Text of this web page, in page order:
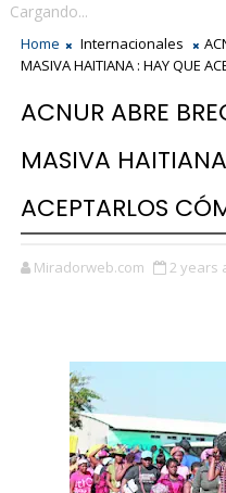
Cargando...
Home Internacionales
MASIVA HAITIANA : HAY QUE
ACNUR ABRE
MASIVA
ACEPTARLOS
Miradorweb.com 2 years